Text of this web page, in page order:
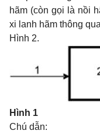
hãm (còn gọi là nồi
xi lanh hãm thông
Hình 2.
Hình 1
Chú dẫn: